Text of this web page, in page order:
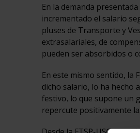
En la demanda
incrementado el salario
pluses de Transporte y
extrasalariales, de
pueden ser absorbidos o
En este mismo sentido, la
dicho salario, lo ha hecho
festivo, lo que supone un
repercute positivamente